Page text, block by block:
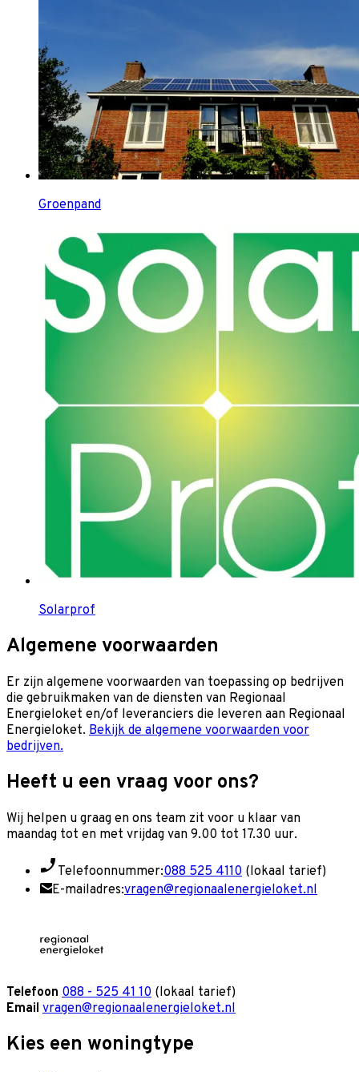
Groenpand
Solarprof
Algemene voorwaarden
Er zijn algemene voorwaarden van toepassing op bedrijven
die gebruikmaken van de diensten van Regionaal
Energieloket en/of leveranciers die leveren aan Regionaal
Energieloket. Bekijk de algemene voorwaarden voor
bedrijven.
Heeft u een vraag voor ons?
Wij helpen u graag en ons team zit voor u klaar van
maandag tot en met vrijdag van 9.00 tot 17.30 uur.
Telefoonnummer:088 525 4110 (lokaal tarief)
E-mailadres:vragen@regionaalenergieloket.nl
Telefoon 088 - 525 41 10 (lokaal tarief)
Email vragen@regionaalenergieloket.nl
Kies een woningtype